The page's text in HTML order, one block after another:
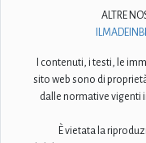
ALTRE
I contenuti, i testi, le
sito web sono di
dalle normative vigenti
È vietata la